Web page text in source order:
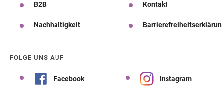
B2B Kontakt
Nachhaltigkeit
FOLGE UNS AUF
Facebook Instagram